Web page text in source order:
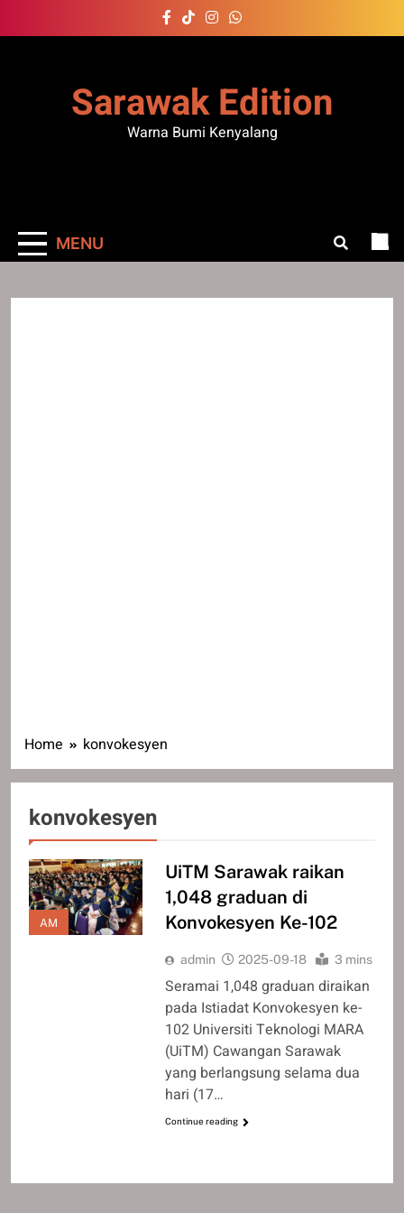
to
Sarawak Edition
Warna Bumi Kenyalang
MENU
Home konvokesyen
konvokesyen
AM
UiTM Sarawak raikan
1,048 graduan di
Konvokesyen Ke-102
admin 2025-09-18 3 mins
Seramai 1,048 graduan diraikan
pada Istiadat Konvokesyen ke-
102 Universiti Teknologi MARA
(UiTM) Cawangan Sarawak
yang berlangsung selama dua
hari (17…
Continue reading